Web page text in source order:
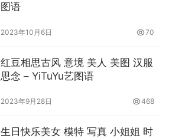
图语
2023年10月6日 70
红豆相思古风 意境 美人 美图 汉服
思念 – YiTuYu艺图语
2023年9月28日 468
生日快乐美女 模特 写真 小姐姐 时